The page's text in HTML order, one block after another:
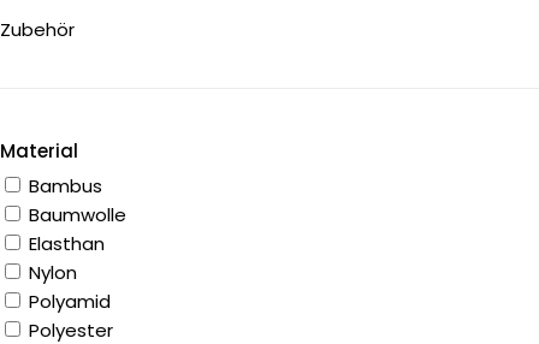
Zubehör
Material
Bambus
Baumwolle
Elasthan
Nylon
Polyamid
Polyester